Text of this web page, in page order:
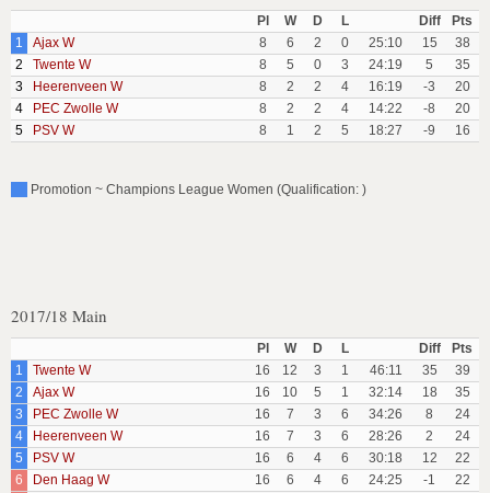
Pl W D L Diff
Pts
1
Ajax W 8 6 2 0 25:10 15
38
2
Twente W 8 5 0 3 24:19 5
35
3
Heerenveen W 8 2 2 4 16:19 -3
20
4
PEC Zwolle W 8 2 2 4 14:22 -8
20
5
PSV W 8 1 2 5 18:27 -9 16
Promotion ~ Champions League Women (Qualification: )
2017/18 Main
Pl W D L Diff
Pts
1
Twente W 16 12 3 1 46:11 35
39
2
Ajax W 16 10 5 1 32:14 18
35
3
PEC Zwolle W 16 7 3 6 34:26 8
24
4
Heerenveen W 16 7 3 6 28:26 2
24
5
PSV W 16 6 4 6 30:18 12
22
6
Den Haag W 16 6 4 6 24:25 -1
22